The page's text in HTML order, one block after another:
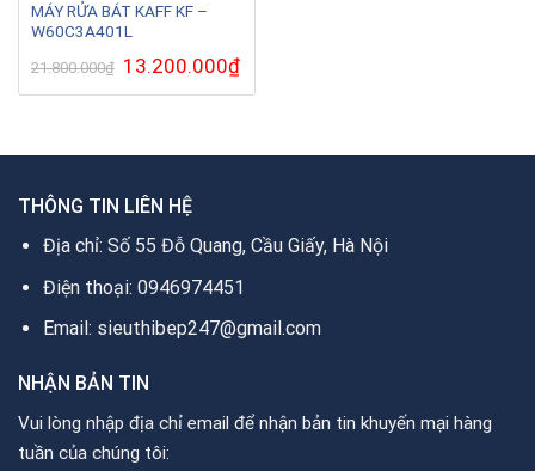
MÁY RỬA BÁT KAFF KF –
W60C3A401L
21.800.000₫ Giá
gốc
là:
13.200.000₫Giá
hiện
tại
THÔNG TIN LIÊN HỆ
Địa chỉ: Số 55 Đỗ Quang, Cầu Giấy, Hà Nội
Điện thoại: 0946974451
Email: sieuthibep247@gmail.com
NHẬN BẢN TIN
Vui lòng nhập địa chỉ email để nhận bản tin khuyến mại hàng
tuần của chúng tôi: